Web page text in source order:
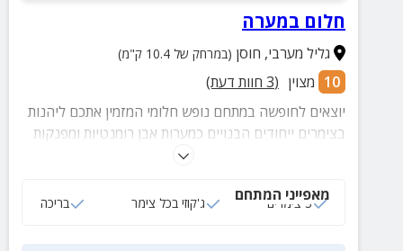
חלום במערה
גליל מערבי, חוסן (במרחק של 10.4 ק"מ)
10 מצוין (
3 חוות דעת)
יוצאים לחופשה במתחם נופש חלומי המזמין אתכם ליהנות
בצימרים ייחודים הבנויים כמערות אבן רומנטיות ומפנקות
לזוגות ומשפחות עד 4 איש. במתחם תיהנו גם מחצר
מאפייני המתחם
3 צימרים ג'קוזי בכל צימר בריכה